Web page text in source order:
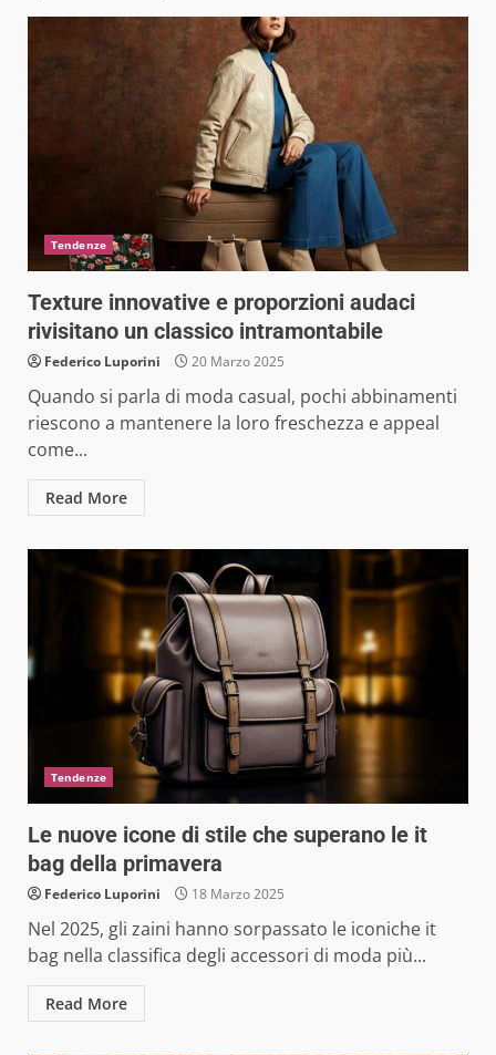
Tendenze
Texture innovative e proporzioni audaci
rivisitano un classico intramontabile
Federico Luporini 20 Marzo 2025
Quando si parla di moda casual, pochi abbinamenti
riescono a mantenere la loro freschezza e appeal
come...
Read More
Tendenze
Le nuove icone di stile che superano le it
bag della primavera
Federico Luporini 18 Marzo 2025
Nel 2025, gli zaini hanno sorpassato le iconiche it
bag nella classifica degli accessori di moda più...
Read More